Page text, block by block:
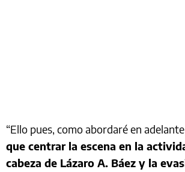
“Ello pues, como abordaré en
que centrar la escena en la
cabeza de Lázaro A. Báez y la